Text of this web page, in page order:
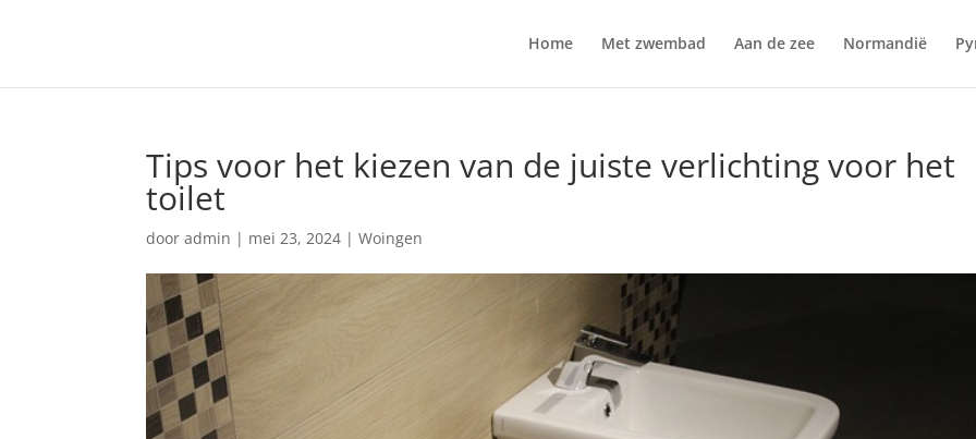
Home Met zwembad Aan de zee Normandië
Tips voor het kiezen van de juiste verlichting voor het
toilet
dooradmin | mei 23, 2024 |Woingen